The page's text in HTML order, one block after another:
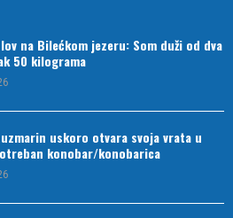
na Bilećkom jezeru: Som duži od dva
50 kilograma
uskoro otvara svoja vrata u
konobar/konobarica